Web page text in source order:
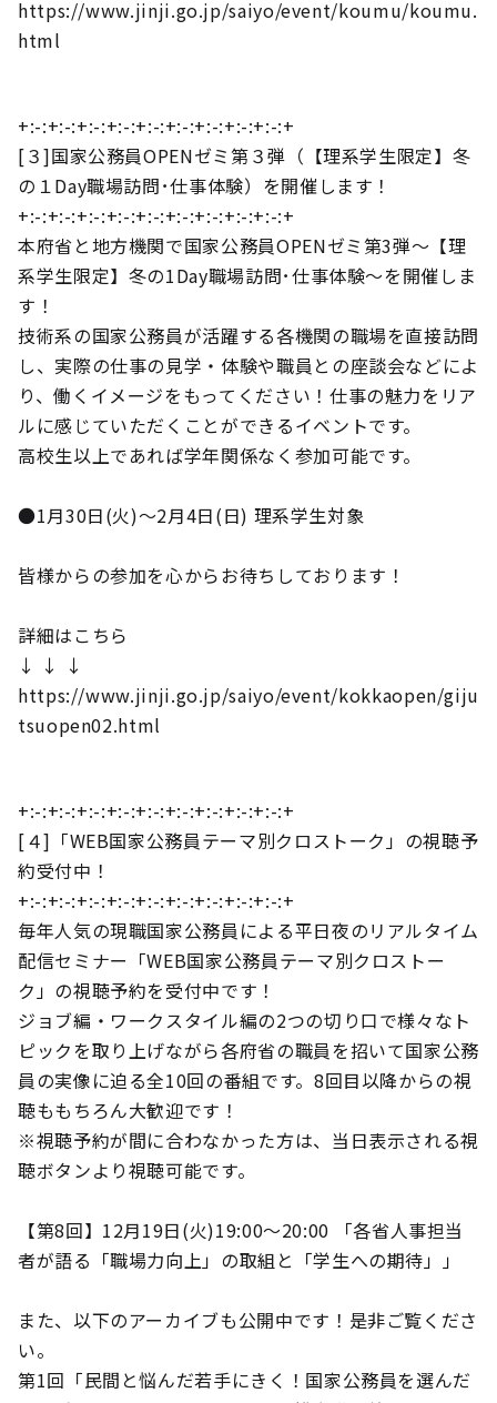
https://www.jinji.go.jp/saiyo/event/koumu/koumu.
html
+:-:+:-:+:-:+:-:+:-:+:-:+:-:+:-:+:-:+
[３]国家公務員OPENゼミ第３弾（【理系学生限定】冬
の１Day職場訪問･仕事体験）を開催します！
+:-:+:-:+:-:+:-:+:-:+:-:+:-:+:-:+:-:+
本府省と地方機関で国家公務員OPENゼミ第3弾～【理
系学生限定】冬の1Day職場訪問･仕事体験～を開催しま
す！
技術系の国家公務員が活躍する各機関の職場を直接訪問
し、実際の仕事の見学・体験や職員との座談会などによ
り、働くイメージをもってください！仕事の魅力をリア
ルに感じていただくことができるイベントです。
高校生以上であれば学年関係なく参加可能です。
●1月30日(火)～2月4日(日) 理系学生対象
皆様からの参加を心からお待ちしております！
詳細はこちら
↓ ↓ ↓
https://www.jinji.go.jp/saiyo/event/kokkaopen/giju
tsuopen02.html
+:-:+:-:+:-:+:-:+:-:+:-:+:-:+:-:+:-:+
[４]「WEB国家公務員テーマ別クロストーク」の視聴予
約受付中！
+:-:+:-:+:-:+:-:+:-:+:-:+:-:+:-:+:-:+
毎年人気の現職国家公務員による平日夜のリアルタイム
配信セミナー「WEB国家公務員テーマ別クロストー
ク」の視聴予約を受付中です！
ジョブ編・ワークスタイル編の2つの切り口で様々なト
ピックを取り上げながら各府省の職員を招いて国家公務
員の実像に迫る全10回の番組です。8回目以降からの視
聴ももちろん大歓迎です！
※視聴予約が間に合わなかった方は、当日表示される視
聴ボタンより視聴可能です。
【第8回】12月19日(火)19:00～20:00 「各省人事担当
者が語る「職場力向上」の取組と「学生への期待」」
また、以下のアーカイブも公開中です！是非ご覧くださ
い。
第1回「民間と悩んだ若手にきく！国家公務員を選んだ